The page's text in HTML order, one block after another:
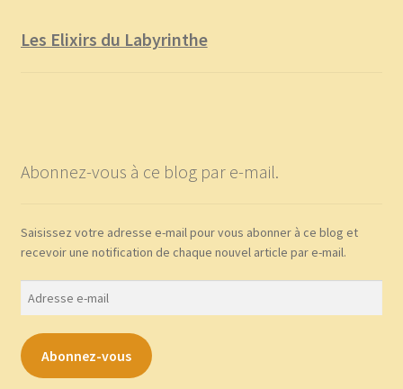
Les Elixirs du Labyrinthe
Abonnez-vous à ce blog par e-mail.
Saisissez votre adresse e-mail pour vous abonner à ce blog et
recevoir une notification de chaque nouvel article par e-mail.
Abonnez-vous